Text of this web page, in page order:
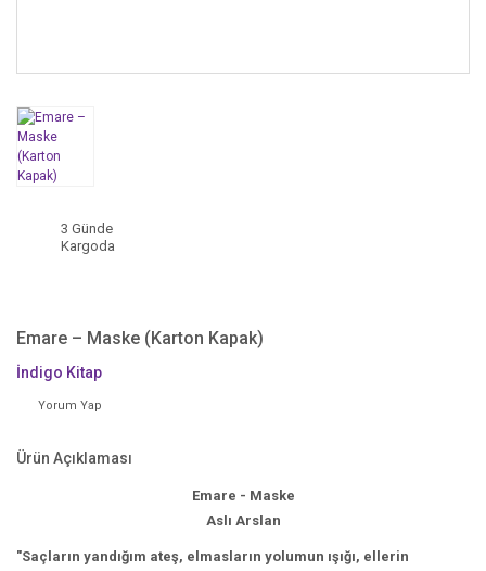
3 Günde
Kargoda
Emare – Maske (Karton Kapak)
İndigo Kitap
Yorum Yap
Ürün Açıklaması
Emare - Maske
Aslı Arslan
"Saçların yandığım ateş, elmasların yolumun ışığı, ellerin